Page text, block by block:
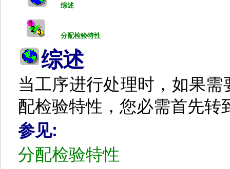
综述
分配检验特性
综述
当工序进行处理时，如果
配检验特性，您必需首先转
参见:
分配检验特性